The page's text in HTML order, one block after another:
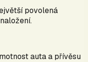
povolená
auta a přívěsu